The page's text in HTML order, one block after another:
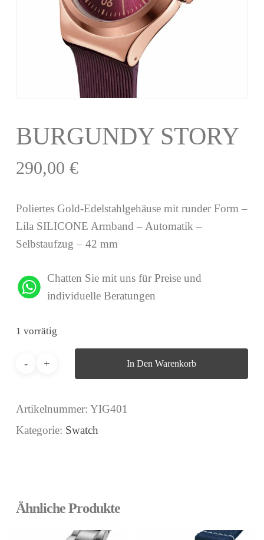
BURGUNDY STORY
290,00 €
Poliertes Gold-Edelstahlgehäuse mit runder Form –
Lila SILICONE Armband – Automatik –
Selbstaufzug – 42 mm
Chatten Sie mit uns für Preise und
individuelle Beratungen
1 vorrätig
In Den Warenkorb
Artikelnummer: YIG401
Kategorie: Swatch
Ähnliche Produkte